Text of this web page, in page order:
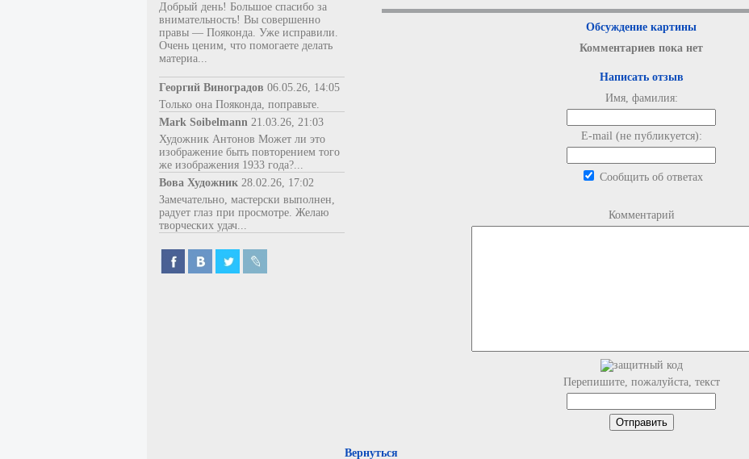
Добрый день! Большое спасибо за
внимательность! Вы совершенно
правы — Пояконда. Уже исправили.
Очень ценим, что помогаете делать
материа...
Георгий Виноградов 06.05.26, 14:05
Только она Пояконда, поправьте.
Mark Soibelmann 21.03.26, 21:03
Художник Антонов Может ли это
изображение быть повторением того
же изображения 1933 года?...
Вова Художник 28.02.26, 17:02
Замечательно, мастерски выполнен,
радует глаз при просмотре. Желаю
творческих удач...
Обсуждение картины
Комментариев пока нет
Написать отзыв
Имя, фамилия:
E-mail (не публикуется):
Сообщить об ответах
Комментарий
Перепишите, пожалуйста, текст
Вернуться